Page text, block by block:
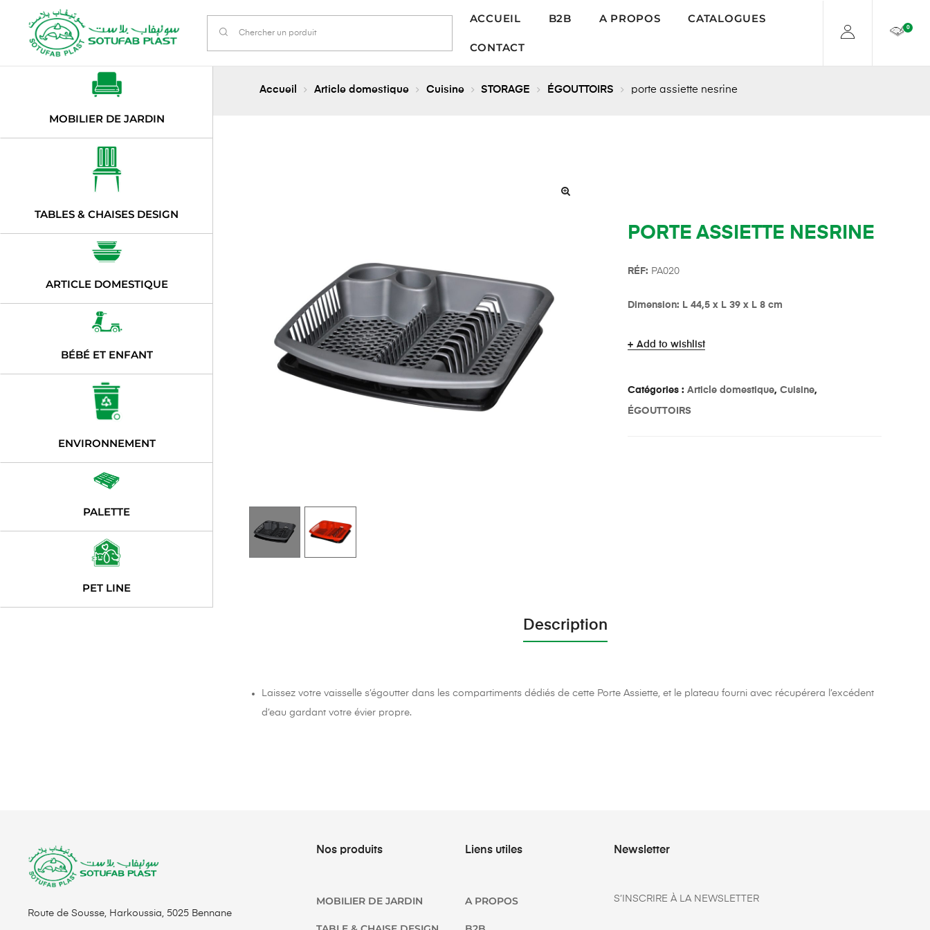
ACCUEIL B2B A PROPOS CATALOGUES
CONTACT
0
Accueil Article domestique Cuisine STORAGE ÉGOUTTOIRS porte assiette nesrine
PORTE ASSIETTE NESRINE
RÉF: PA020
Dimension: L 44,5 x L 39 x L 8 cm
Add to wishlist
Catégories : Article domestique, Cuisine,
ÉGOUTTOIRS
Description
Laissez votre vaisselle s’égoutter dans les compartiments dédiés de cette Porte Assiette, et le plateau fourni avec récupérera l’excédent
d’eau gardant votre évier propre.
MOBILIER DE JARDIN
TABLES & CHAISES DESIGN
ARTICLE DOMESTIQUE
BÉBÉ ET ENFANT
ENVIRONNEMENT
PALETTE
PET LINE
Route de Sousse, Harkoussia, 5025 Bennane
Nos produits
MOBILIER DE JARDIN
Liens utiles
A PROPOS
Newsletter
S’INSCRIRE À LA NEWSLETTER